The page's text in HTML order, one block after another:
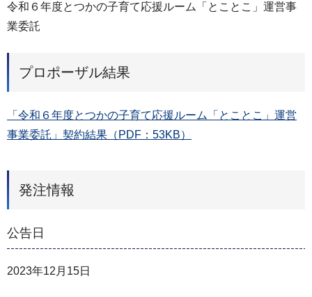
令和６年度とつかの子育て応援ルーム「とことこ」運営事
業委託
プロポーザル結果
「令和６年度とつかの子育て応援ルーム「とことこ」運営
事業委託」契約結果（PDF：53KB）
発注情報
公告日
2023年12月15日